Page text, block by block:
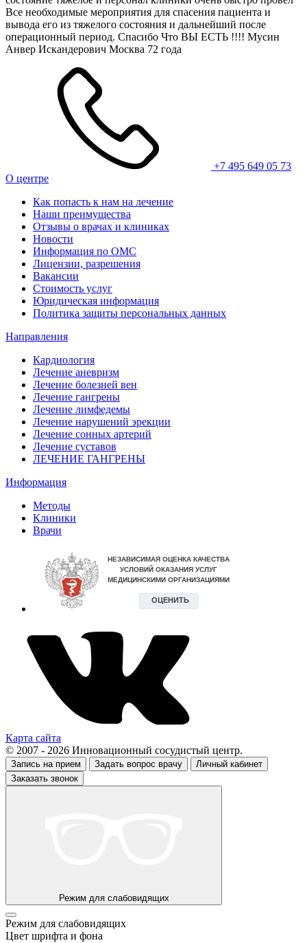
Все необходимые мероприятия для спасения пациента и
вывода его из тяжелого состояния и дальнейший после
операционный период. Спасибо Что ВЫ ЕСТЬ !!!! Мусин
Анвер Искандерович Москва 72 года
+7 495 649 05 73
О центре
Как попасть к нам на лечение
Наши преимущества
Отзывы о врачах и клиниках
Новости
Информация по ОМС
Лицензии, разрешения
Вакансии
Стоимость услуг
Юридическая информация
Политика защиты персональных данных
Направления
Кардиология
Лечение аневризм
Лечение болезней вен
Лечение гангрены
Лечение лимфедемы
Лечение нарушений эрекции
Лечение сонных артерий
Лечение суставов
ЛЕЧЕНИЕ ГАНГРЕНЫ
Информация
Методы
Клиники
Врачи
Карта сайта
© 2007 - 2026 Инновационный сосудистый центр.
Запись на прием Задать вопрос врачу
Личный кабинет
Заказать звонок
Режим для слабовидящих
Режим для слабовидящих
Цвет шрифта и фона